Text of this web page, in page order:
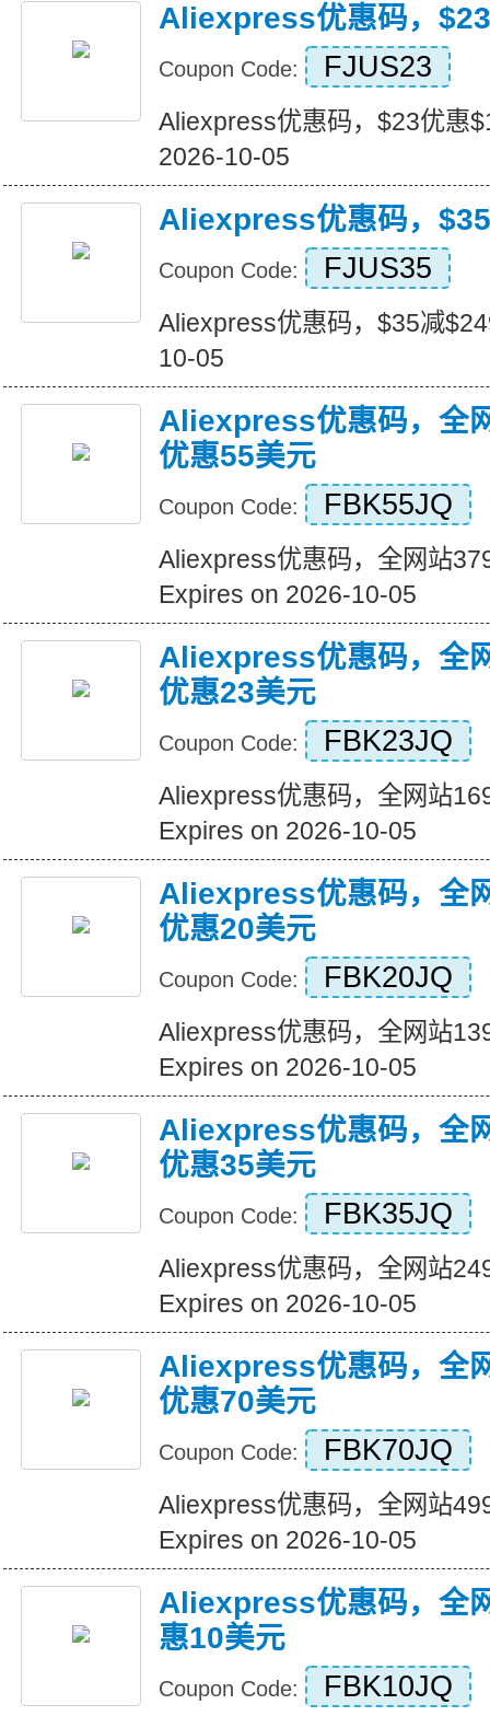
Aliexpress优惠码，
Coupon Code: FJUS23
Aliexpress优惠码，$23优惠
2026-10-05
Aliexpress优惠码，
Coupon Code: FJUS35
Aliexpress优惠码，$35减
10-05
Aliexpress优惠码，全
优惠55美元
Coupon Code: FBK55JQ
Aliexpress优惠码，全网站
Expires on 2026-10-05
Aliexpress优惠码，全
优惠23美元
Coupon Code: FBK23JQ
Aliexpress优惠码，全网站
Expires on 2026-10-05
Aliexpress优惠码，全
优惠20美元
Coupon Code: FBK20JQ
Aliexpress优惠码，全网站
Expires on 2026-10-05
Aliexpress优惠码，全
优惠35美元
Coupon Code: FBK35JQ
Aliexpress优惠码，全网站
Expires on 2026-10-05
Aliexpress优惠码，全
优惠70美元
Coupon Code: FBK70JQ
Aliexpress优惠码，全网站
Expires on 2026-10-05
Aliexpress优惠码，全
惠10美元
Coupon Code: FBK10JQ